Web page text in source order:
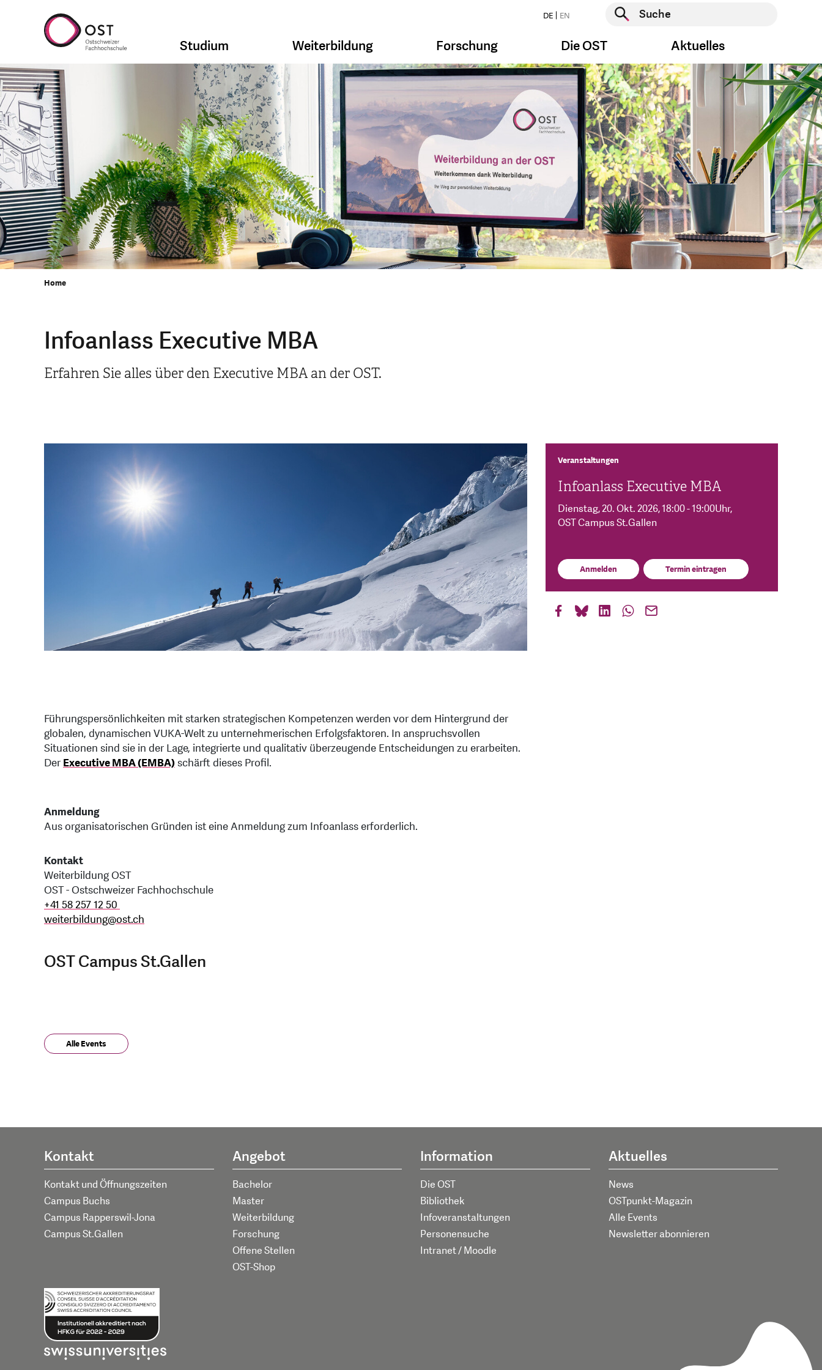
DE EN
Suche starten
Studium Weiterbildung Forschung Die OST Aktuelles
Home
Infoanlass Executive MBA
Erfahren Sie alles über den Executive MBA an der OST.
Führungspersönlichkeiten mit starken strategischen Kompetenzen werden vor dem Hintergrund der
globalen, dynamischen VUKA-Welt zu unternehmerischen Erfolgsfaktoren. In anspruchsvollen
Situationen sind sie in der Lage, integrierte und qualitativ überzeugende Entscheidungen zu erarbeiten.
Der Executive MBA (EMBA)schärft dieses Profil.
Anmeldung
Aus organisatorischen Gründen ist eine Anmeldung zum Infoanlass erforderlich.
Kontakt
Weiterbildung OST
OST - Ostschweizer Fachhochschule
+41 58 257 12 50
weiterbildung@ost.ch
OST Campus St.Gallen
Alle Events
Veranstaltungen
Infoanlass Executive MBA
Dienstag, 20. Okt. 2026, 18:00 - 19:00Uhr,
OST Campus St.Gallen
Anmelden Termin eintragen
Kontakt
Kontakt und Öffnungszeiten
Campus Buchs
Campus Rapperswil-Jona
Campus St.Gallen
Angebot
Bachelor
Master
Weiterbildung
Forschung
Offene Stellen
OST-Shop
Information
Die OST
Bibliothek
Infoveranstaltungen
Personensuche
Intranet / Moodle
Aktuelles
News
OSTpunkt-Magazin
Alle Events
Newsletter abonnieren